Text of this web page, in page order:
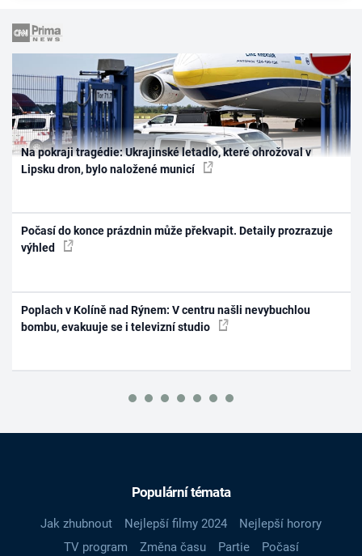
Na pokraji tragédie: Ukrajinské letadlo, které ohrožoval v
Lipsku dron, bylo naložené municí
Počasí do konce prázdnin může překvapit. Detaily prozrazuje
výhled
Poplach v Kolíně nad Rýnem: V centru našli nevybuchlou
bombu, evakuuje se i televizní studio
Populární témata
Jak zhubnout Nejlepší filmy 2024
Nejlepší horory
TV program
Změna času Partie
Počasí